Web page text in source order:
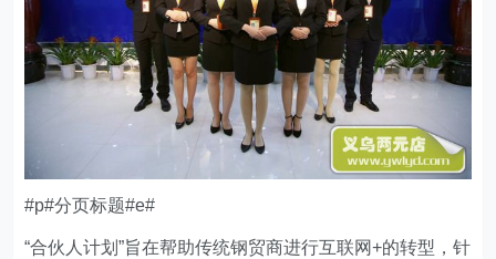
#p#分页标题#e#
“合伙人计划”旨在帮助传统钢贸商进行互联网+的转型，针